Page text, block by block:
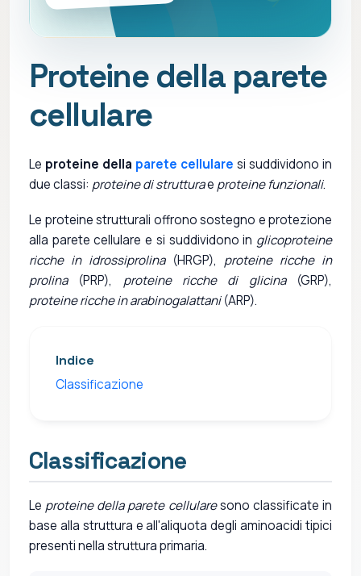
Proteine della parete
cellulare
Le proteine della parete cellulare si suddividono in
due classi: proteine di strutturae proteine funzionali.
Le proteine strutturali offrono sostegno e protezione
alla parete cellulare e si suddividono in glicoproteine
ricche in idrossiprolina(HRGP), proteine ricche in
prolina(PRP), proteine ricche di glicina(GRP),
proteine ricche in arabinogalattani(ARP).
Indice
Classificazione
Classificazione
Le proteine della parete cellularesono classificate in
base alla struttura e all'aliquota degli aminoacidi tipici
presenti nella struttura primaria.